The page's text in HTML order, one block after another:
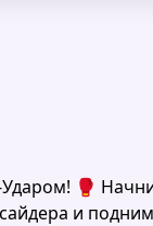
🥊
и